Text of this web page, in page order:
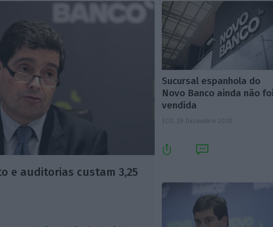
e auditorias custam 3,25
Sucursal espanhola do
Novo Banco ainda não
vendida
ECO, 29 Dezembro 2020